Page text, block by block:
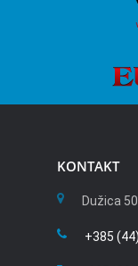
KONTAKT
Dužica
+385